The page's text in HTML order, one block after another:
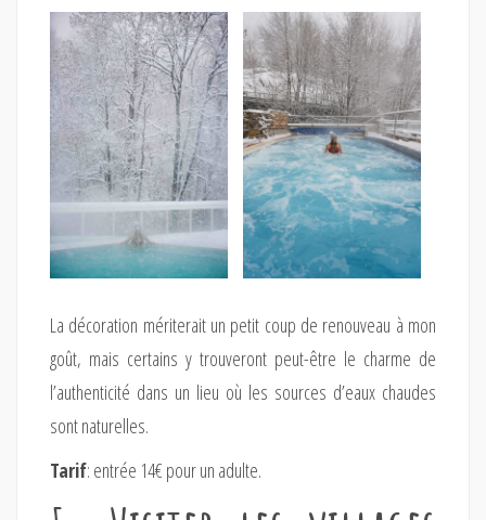
La décoration mériterait un petit coup de renouveau à mon
goût, mais certains y trouveront peut-être le charme de
l’authenticité dans un lieu où les sources d’eaux chaudes
sont naturelles.
Tarif: entrée 14€ pour un adulte.